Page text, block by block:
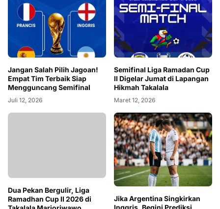
Jangan Salah Pilih Jagoan!
Empat Tim Terbaik Siap
Mengguncang Semifinal
Juli 12, 2026
Semifinal Liga Ramadan Cup
II Digelar Jumat di Lapangan
Hikmah Takalala
Maret 12, 2026
Jika Argentina Singkirkan
Inggris, Begini Prediksi